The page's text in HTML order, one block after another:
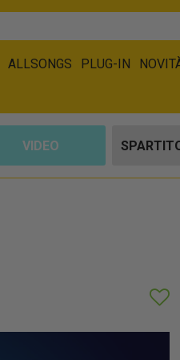
ALLSONGS PLUG-IN
VIDEO